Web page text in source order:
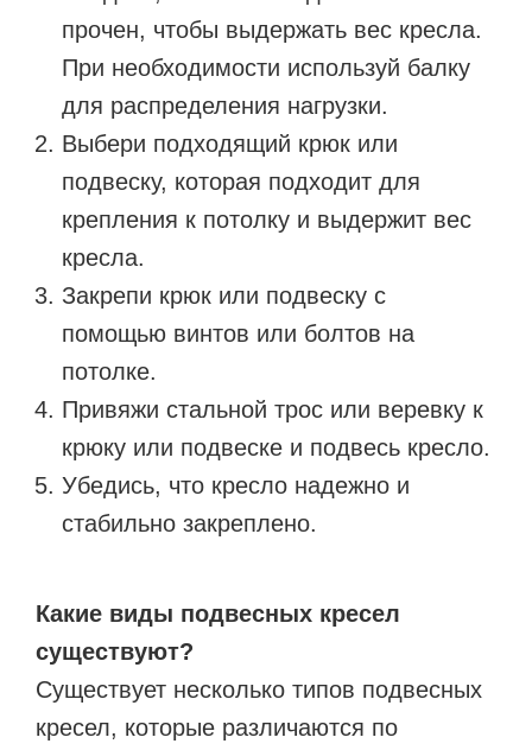
прочен, чтобы выдержать вес кресла.
При необходимости используй балку
для распределения нагрузки.
Выбери подходящий крюк или
подвеску, которая подходит для
крепления к потолку и выдержит вес
кресла.
Закрепи крюк или подвеску с
помощью винтов или болтов на
потолке.
Привяжи стальной трос или веревку к
крюку или подвеске и подвесь кресло.
Убедись, что кресло надежно и
стабильно закреплено.
Какие виды подвесных кресел
существуют?
Существует несколько типов подвесных
кресел, которые различаются по